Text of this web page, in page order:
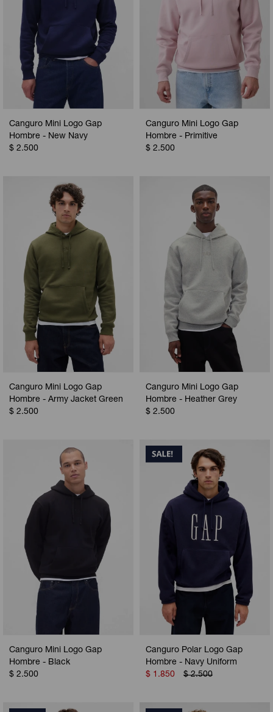
Canguro Mini Logo Gap
Hombre - New Navy
$ 2.500
Canguro Mini Logo Gap
Hombre - Primitive
$ 2.500
Canguro Mini Logo Gap
Hombre - Army Jacket Green
$ 2.500
Canguro Mini Logo Gap
Hombre - Heather Grey
$ 2.500
Canguro Mini Logo Gap
Hombre - Black
$ 2.500
Canguro Polar Logo Gap
Hombre - Navy Uniform
$ 1.850 $ 2.500